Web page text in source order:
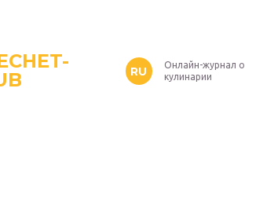
RU
Онлайн-журнал о
кулинарии